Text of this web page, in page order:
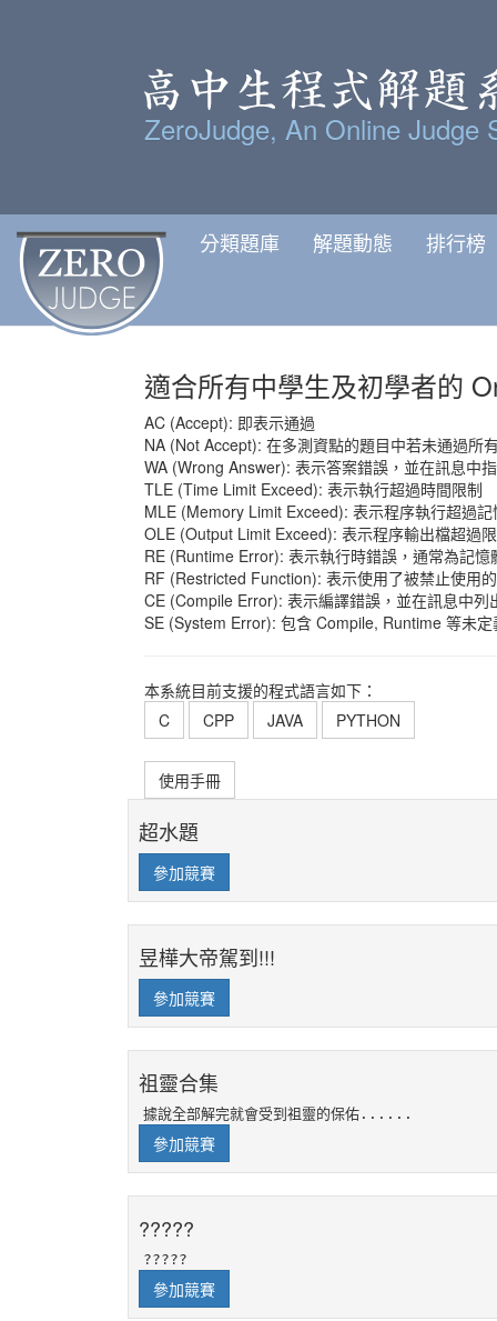
ZeroJudge, An Online Judge
分類題庫 解題動態 排行榜
適合所有中學生及初學者的
AC (Accept): 即表示通過
NA (Not Accept): 在多測資點的題目中若未通過所
WA (Wrong Answer): 表示答案錯誤，並在訊息中
TLE (Time Limit Exceed): 表示執行超過時間限制
MLE (Memory Limit Exceed): 表示程序執行超過
OLE (Output Limit Exceed): 表示程序輸出檔超過
RE (Runtime Error): 表示執行時錯誤，通常為記
RF (Restricted Function): 表示使用了被禁止使用
CE (Compile Error): 表示編譯錯誤，並在訊息中
SE (System Error): 包含 Compile, Runtime 等未
本系統目前支援的程式語言如下：
C
CPP JAVA PYTHON
使用手冊
超水題
參加競賽
昱樺大帝駕到!!!
參加競賽
祖靈合集
據說全部解完就會受到祖靈的保佑......
參加競賽
?????
?????
參加競賽